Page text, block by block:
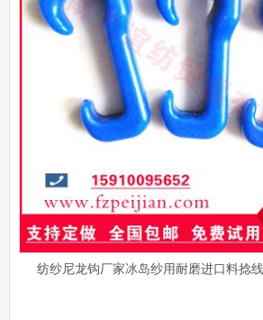
纺纱尼龙钩厂家冰岛纱用耐磨进口料捻